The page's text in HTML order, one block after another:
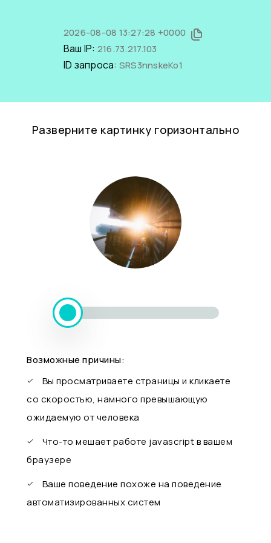
2026-08-08 13:27:28 +0000
Ваш IP: 216.73.217.103
ID запроса: SRS3nnskeKo1
Разверните картинку горизонтально
Возможные причины:
Вы просматриваете страницы и кликаете
со скоростью, намного превышающую
ожидаемую от человека
Что-то мешает работе javascript в вашем
браузере
Ваше поведение похоже на поведение
автоматизированных систем